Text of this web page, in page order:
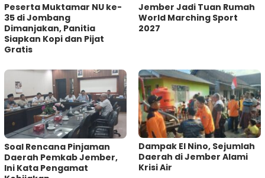
Peserta Muktamar NU ke-
35 di Jombang
Dimanjakan, Panitia
Siapkan Kopi dan Pijat
Gratis
Jember Jadi Tuan Rumah
World Marching Sport
2027
‎Soal Rencana Pinjaman
Daerah Pemkab Jember,
Ini Kata Pengamat
Dampak El Nino, Sejumlah
Daerah di Jember Alami
Krisi Air